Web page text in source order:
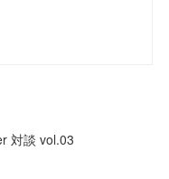
対談 vol.03